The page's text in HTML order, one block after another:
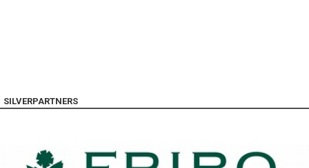
SILVERPARTNERS